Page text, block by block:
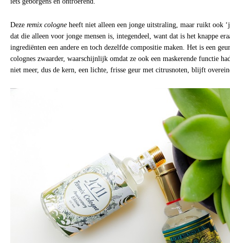
Deze remix cologne heeft niet alleen een jonge uitstraling, maar ruikt ook
dat die alleen voor jonge mensen is, integendeel, want dat is het knappe
ingrediënten een andere en toch dezelfde compositie maken. Het is een
colognes zwaarder, waarschijnlijk omdat ze ook een maskerende functie
niet meer, dus de kern, een lichte, frisse geur met citrusnoten, blijft